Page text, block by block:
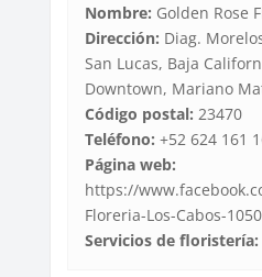
Nombre: Golden Rose
Dirección: Diag.
San Lucas, Baja
Downtown, Mariano
Código postal: 23470
Teléfono: +52 624 161
Página web:
https://
Floreria-Los-Cabos-
Servicios de floristería: